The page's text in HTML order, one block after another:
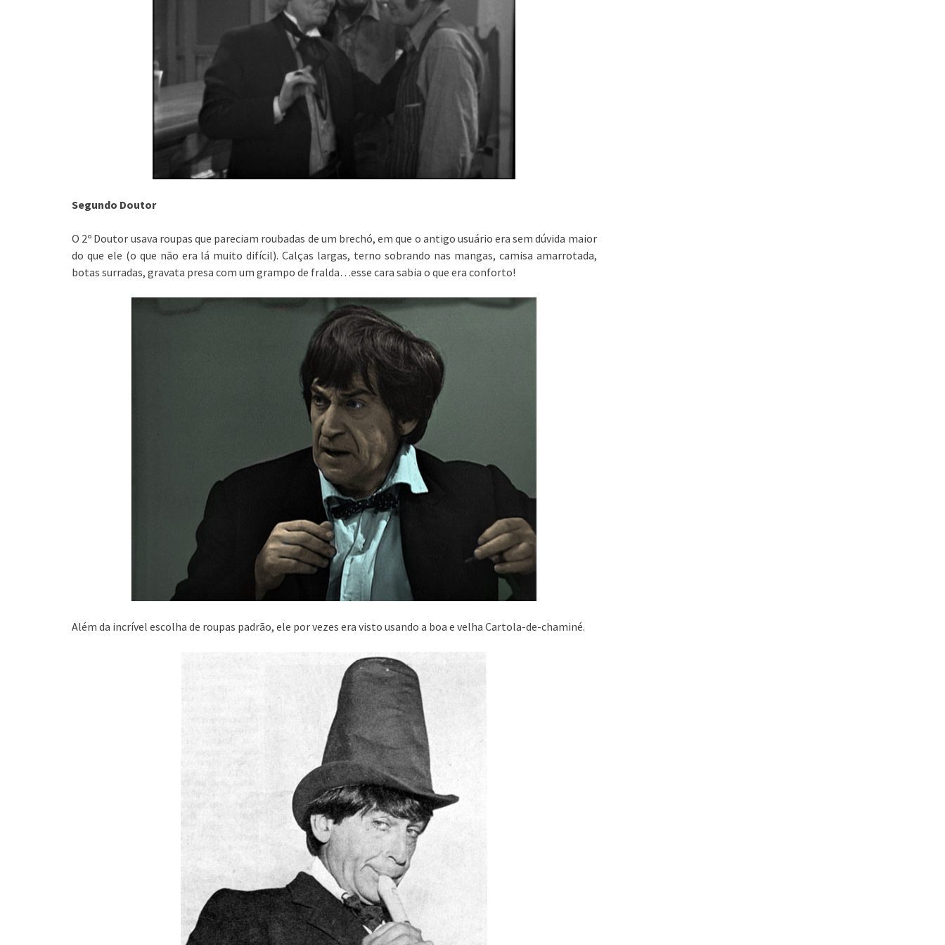
Segundo Doutor
O 2º Doutor usava roupas que pareciam roubadas de um brechó, em que o antigo usuário era sem dúvida maior
do que ele (o que não era lá muito difícil). Calças largas, terno sobrando nas mangas, camisa amarrotada,
botas surradas, gravata presa com um grampo de fralda…esse cara sabia o que era conforto!
Além da incrível escolha de roupas padrão, ele por vezes era visto usando a boa e velha Cartola-de-chaminé.